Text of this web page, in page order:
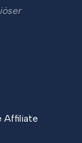
Affiliate